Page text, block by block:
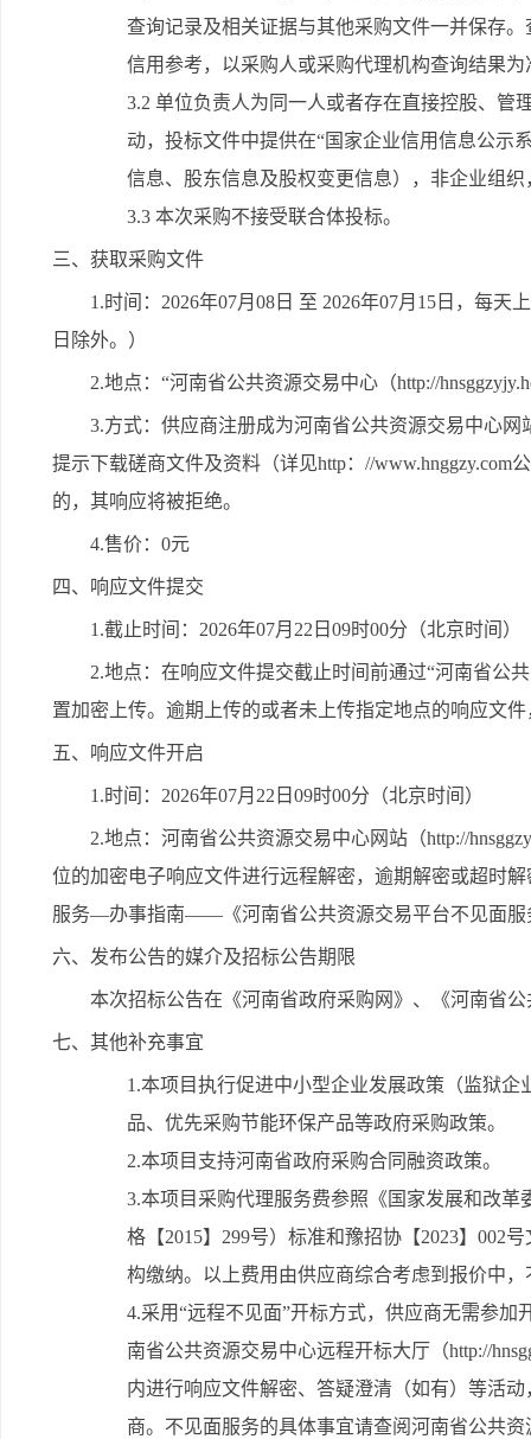
查询记录及相关证据与其他采购文件一并保存
信用参考，以采购人或采购代理机构查询结果为
3.2 单位负责人为同一人或者存在直接控股、管
动，投标文件中提供在“国家企业信用信息公示
信息、股东信息及股权变更信息），非企业组
3.3 本次采购不接受联合体投标。
三、获取采购文件
1.时间：2026年07月08日 至 2026年07月15日，每天
日除外。）
2.地点：“河南省公共资源交易中心（http://
3.方式：供应商注册成为河南省公共资源交易中心
提示下载磋商文件及资料（详见http：//
的，其响应将被拒绝。
4.售价：0元
四、响应文件提交
1.截止时间：2026年07月22日09时00分（北京时间）
2.地点：在响应文件提交截止时间前通过“河南省公
置加密上传。逾期上传的或者未上传指定地点的响应文
五、响应文件开启
1.时间：2026年07月22日09时00分（北京时间）
2.地点：河南省公共资源交易中心网站（http://
位的加密电子响应文件进行远程解密，逾期解密或超时
服务—办事指南——《河南省公共资源交易平台不见面服
六、发布公告的媒介及招标公告期限
本次招标公告在《河南省政府采购网》、《河南省
七、其他补充事宜
1.本项目执行促进中小型企业发展政策（监狱
品、优先采购节能环保产品等政府采购政策。
2.本项目支持河南省政府采购合同融资政策。
3.本项目采购代理服务费参照《国家发展和改
格【2015】299号）标准和豫招协【2023】002
构缴纳。以上费用由供应商综合考虑到报价中
4.采用“远程不见面”开标方式，供应商无需参
南省公共资源交易中心远程开标大厅（http://
内进行响应文件解密、答疑澄清（如有）等活
商。不见面服务的具体事宜请查阅河南省公共